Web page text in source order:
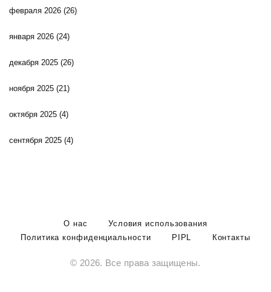
февраля 2026 (26)
января 2026 (24)
декабря 2025 (26)
ноября 2025 (21)
октября 2025 (4)
сентября 2025 (4)
О нас
Условия использования
Политика конфиденциальности
PIPL Контакты
© 2026. Все права защищены.